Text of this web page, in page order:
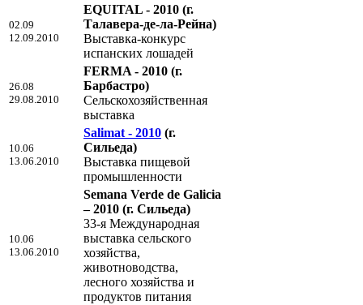
02.09
12.09.2010
EQUITAL - 2010 (г.
Талавера-де-ла-Рейна)
Выставка-конкурс
испанских лошадей
26.08
29.08.2010
FERMA - 2010 (г.
Барбастро)
Сельскохозяйственная
выставка
10.06
13.06.2010
Salimat - 2010 (г.
Сильеда)
Выставка пищевой
промышленности
10.06
13.06.2010
Semana Verde de Galicia
– 2010 (г. Сильеда)
33-я Международная
выставка сельского
хозяйства,
животноводства,
лесного хозяйства и
продуктов питания